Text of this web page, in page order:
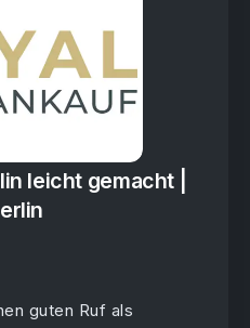
leicht gemacht |
guten Ruf als